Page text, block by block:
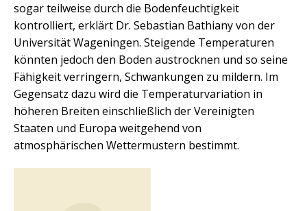
sogar teilweise durch die Bodenfeuchtigkeit
kontrolliert, erklärt Dr. Sebastian Bathiany von der
Universität Wageningen. Steigende Temperaturen
könnten jedoch den Boden austrocknen und so seine
Fähigkeit verringern, Schwankungen zu mildern. Im
Gegensatz dazu wird die Temperaturvariation in
höheren Breiten einschließlich der Vereinigten
Staaten und Europa weitgehend von
atmosphärischen Wettermustern bestimmt.